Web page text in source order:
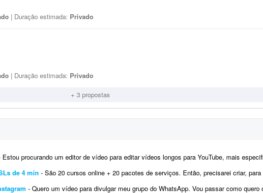
| Duração estimada: Privado
| Duração estimada: Privado
+ 3 propostas
procurando um editor de vídeo para editar vídeos longos para YouTube, mais especificamente sobre GTA 6. A edição não precisa ser
de 4 min - São 20 cursos online + 20 pacotes de serviços. Então, precisarei criar, para cada item, 1 criativo de 30s a 40s + 1 VSL de 4 min a 4 min 30s.
- Quero um vídeo para divulgar meu grupo do WhatsApp. Vou passar como quero que fique, pois são muitas informações e fornecerei